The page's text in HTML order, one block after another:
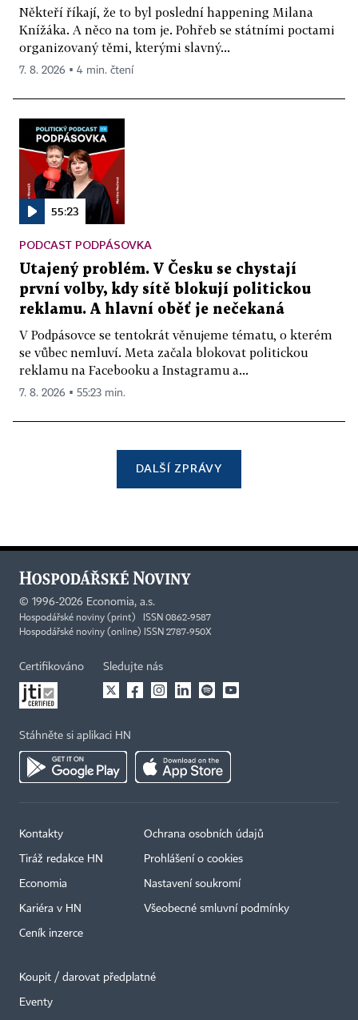
Někteří říkají, že to byl poslední happening Milana
Knížáka. A něco na tom je. Pohřeb se státními poctami
organizovaný těmi, kterými slavný...
7. 8. 2026 ▪ 4 min. čtení
55:23
PODCAST PODPÁSOVKA
Utajený problém. V Česku se chystají
první volby, kdy sítě blokují politickou
reklamu. A hlavní oběť je nečekaná
V Podpásovce se tentokrát věnujeme tématu, o kterém
se vůbec nemluví. Meta začala blokovat politickou
reklamu na Facebooku a Instagramu a...
7. 8. 2026 ▪ 55:23 min.
DALŠÍ ZPRÁVY
© 1996-2026 Economia, a.s.
Hospodářské noviny (print) ISSN 0862-9587
Hospodářské noviny (online) ISSN 2787-950X
Certifikováno Sledujte nás
Stáhněte si aplikaci HN
Kontakty
Tiráž redakce HN
Economia
Kariéra v HN
Ceník inzerce
Ochrana osobních údajů
Prohlášení o cookies
Nastavení soukromí
Všeobecné smluvní podmínky
Koupit / darovat předplatné
Eventy